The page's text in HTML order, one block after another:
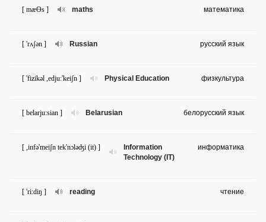
maths
[ mæƟs ] математика
Russian
[ 'rʌʃən ] русский язык
Physical Education
[ 'fizikəl ,edju:'keiʃn ] физкультура
Belarusian
[ belarju:sian ] белорусский язык
Information
Technology (IT)
[ ,infə'meiʃn tek'nɔləʤi (it) ] информатика
reading
[ 'ri:diŋ ] чтение